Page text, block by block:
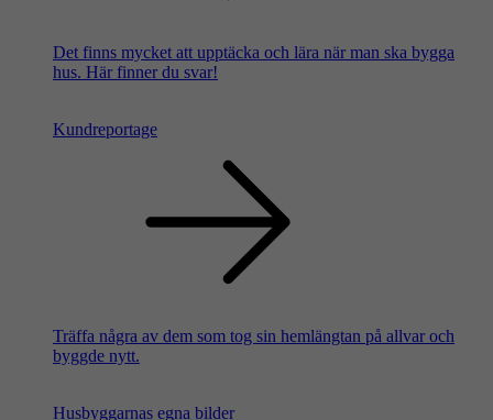
Det finns mycket att upptäcka och lära när man ska bygga
hus. Här finner du svar!
Kundreportage
Träffa några av dem som tog sin hemlängtan på allvar och
byggde nytt.
Husbyggarnas egna bilder